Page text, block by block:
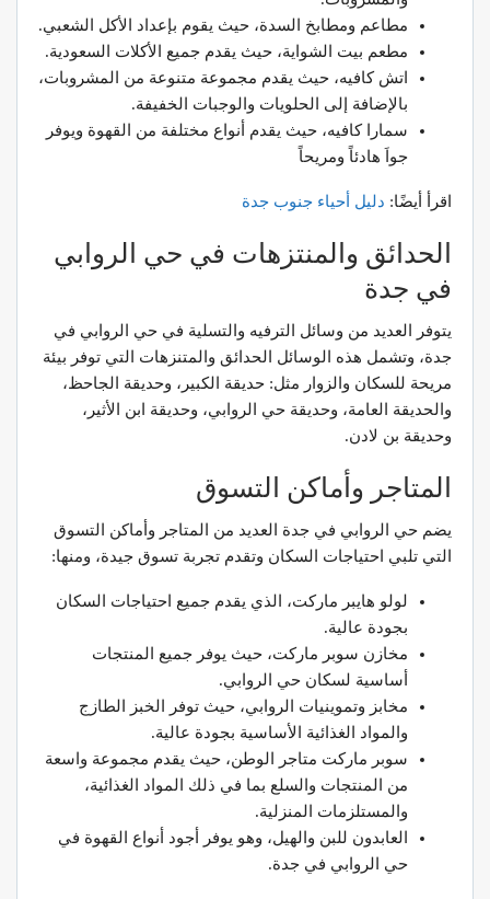
مطاعم ومطابخ السدة، حيث يقوم بإعداد الأكل الشعبي.
مطعم بيت الشواية، حيث يقدم جميع الأكلات السعودية.
اتش كافيه، حيث يقدم مجموعة متنوعة من المشروبات،
بالإضافة إلى الحلويات والوجبات الخفيفة.
سمارا كافيه، حيث يقدم أنواع مختلفة من القهوة ويوفر
جواَ هادئاً ومريحاً
اقرأ أيضًا: دليل أحياء جنوب جدة
الحدائق والمنتزهات في حي الروابي
في جدة
يتوفر العديد من وسائل الترفيه والتسلية في حي الروابي في
جدة، وتشمل هذه الوسائل الحدائق والمتنزهات التي توفر بيئة
مريحة للسكان والزوار مثل: حديقة الكبير، وحديقة الجاحظ،
والحديقة العامة، وحديقة حي الروابي، وحديقة ابن الأثير،
وحديقة بن لادن.
المتاجر وأماكن التسوق
يضم حي الروابي في جدة العديد من المتاجر وأماكن التسوق
التي تلبي احتياجات السكان وتقدم تجربة تسوق جيدة، ومنها:
لولو هايبر ماركت، الذي يقدم جميع احتياجات السكان
بجودة عالية.
مخازن سوبر ماركت، حيث يوفر جميع المنتجات
أساسية لسكان حي الروابي.
مخابز وتموينيات الروابي، حيث توفر الخبز الطازج
والمواد الغذائية الأساسية بجودة عالية.
سوبر ماركت متاجر الوطن، حيث يقدم مجموعة واسعة
من المنتجات والسلع بما في ذلك المواد الغذائية،
والمستلزمات المنزلية.
العابدون للبن والهيل، وهو يوفر أجود أنواع القهوة في
حي الروابي في جدة.